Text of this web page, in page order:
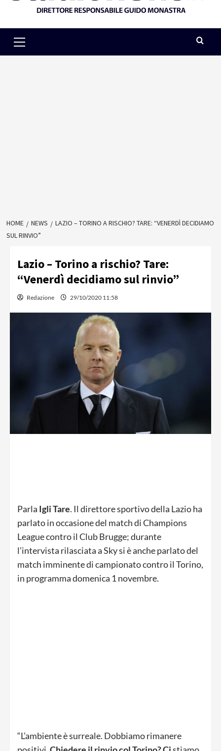
Menu
HOME NEWS
LAZIO – TORINO A RISCHIO? TARE: “VENERDÌ DECIDIAMO
SUL RINVIO”
Lazio – Torino a rischio? Tare:
“Venerdì decidiamo sul rinvio”
Redazione 29/10/2020 11:58
Parla Igli Tare. Il direttore sportivo della Lazio ha
parlato in occasione del match di Champions
League contro il Club Brugge; durante
l’intervista rilasciata a Sky si è anche parlato del
match imminente di campionato contro il Torino,
in programma domenica 1 novembre.
“L’ambiente è surreale. Dobbiamo rimanere